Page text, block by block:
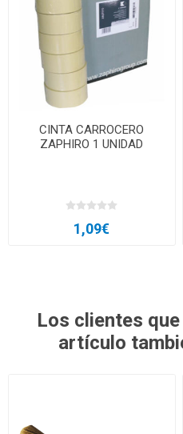
CINTA CARROCERO
ZAPHIRO 1 UNIDAD
1,09€
Los clientes
artículo